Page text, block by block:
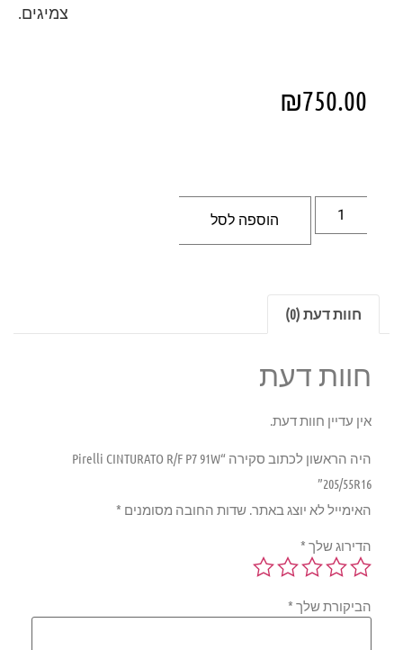
צמיגים.
₪750.00
הוספה לסל
חוות דעת (0)
חוות דעת
אין עדיין חוות דעת.
היה הראשון לכתוב סקירה “Pirelli CINTURATO R/F P7 91W
205/55R16”
האימייל לא יוצג באתר.שדות החובה מסומנים*
הדירוג שלך*
הביקורת שלך*